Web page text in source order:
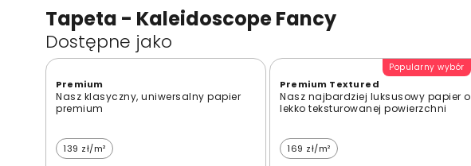
Tapeta - Kaleidoscope Fancy
Dostępne jako
Premium
Nasz klasyczny, uniwersalny papier
premium
139 zł/m²
Popularny wybór
Premium Textured
Nasz najbardziej luksusowy papier o
lekko teksturowanej powierzchni
169 zł/m²